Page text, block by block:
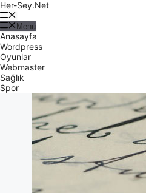
Her-Sey.Net
Menü
Anasayfa
Wordpress
Oyunlar
Webmaster
Sağlık
Spor